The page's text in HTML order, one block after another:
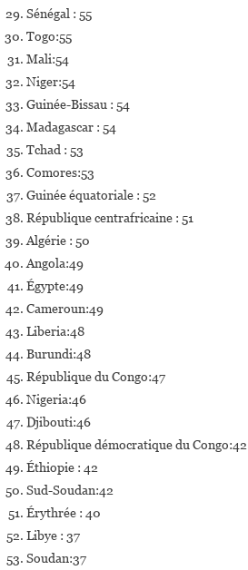
Sénégal : 55
Togo:55
Mali:54
Niger:54
Guinée-Bissau : 54
Madagascar : 54
Tchad : 53
Comores:53
Guinée équatoriale : 52
République centrafricaine : 51
Algérie : 50
Angola:49
Égypte:49
Cameroun:49
Liberia:48
Burundi:48
République du Congo:47
Nigeria:46
Djibouti:46
République démocratique du Congo:42
Éthiopie : 42
Sud-Soudan:42
Érythrée : 40
Libye : 37
Soudan:37